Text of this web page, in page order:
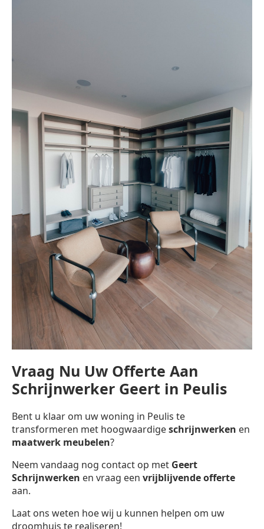
Vraag Nu Uw Offerte Aan
Schrijnwerker Geert in Peulis
Bent u klaar om uw woning in Peulis te
transformeren met hoogwaardigeschrijnwerken en
maatwerk meubelen?
Neem vandaag nog contact op met Geert
Schrijnwerken en vraag een vrijblijvende offerte
aan.
Laat ons weten hoe wij u kunnen helpen om uw
droomhuis te realiseren!